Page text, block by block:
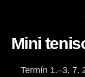
Mini
Termín 1.–3. 7.